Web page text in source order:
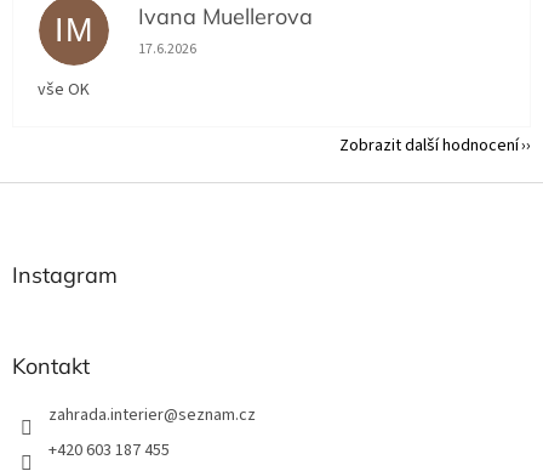
IM Ivana Muellerova
Hodnocení obchodu je 5 z 5 hvězdiček.
17.6.2026
vše OK
Zobrazit další hodnocení
Z
Instagram
Kontakt
zahrada.interier@seznam.cz
+420 603 187 455